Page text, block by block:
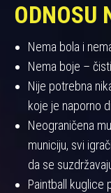
ODNOSU
Nema bola i
Nema boje –
Nije potrebna
koje je naporno
Neograničena
municiju, svi
da se
Paintball kuglice